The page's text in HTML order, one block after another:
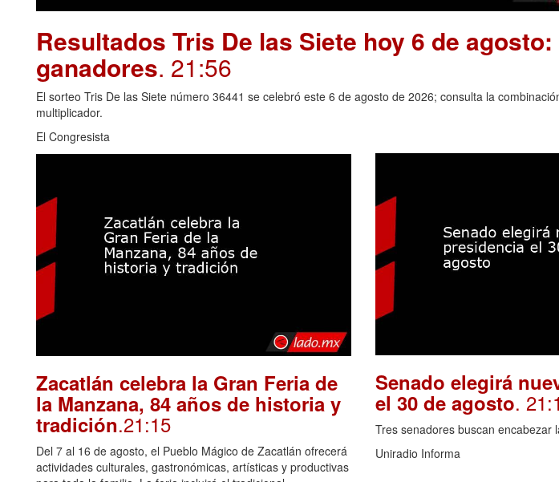
Resultados Tris De las Siete hoy 6 de
ganadores. 21:56
El sorteo Tris De las Siete número 36441 se celebró este 6 de agosto de 2026; consulta la
multiplicador.
El Congresista
Zacatlán celebra la Gran Feria de
la Manzana, 84 años de historia y
tradición.21:15
Del 7 al 16 de agosto, el Pueblo Mágico de Zacatlán ofrecerá
actividades culturales, gastronómicas, artísticas y productivas
Senado elegirá
el 30 de agosto.
Tres senadores buscan encabezar
Uniradio Informa